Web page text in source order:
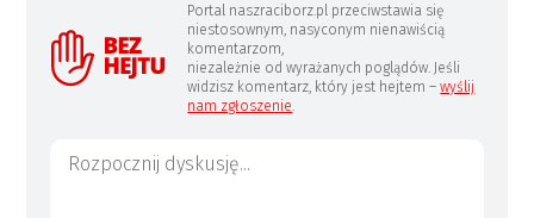
Portal naszraciborz.pl przeciwstawia się
niestosownym, nasyconym nienawiścią
komentarzom,
niezależnie od wyrażanych poglądów. Jeśli
widzisz komentarz, który jest hejtem –wyślij
nam zgłoszenie